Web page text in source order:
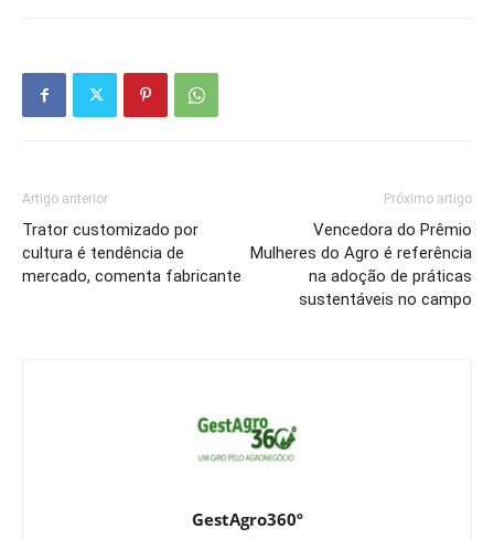
Artigo anterior
Trator customizado por
cultura é tendência de
mercado, comenta fabricante
Próximo artigo
Vencedora do Prêmio
Mulheres do Agro é referência
na adoção de práticas
sustentáveis no campo
GestAgro360º